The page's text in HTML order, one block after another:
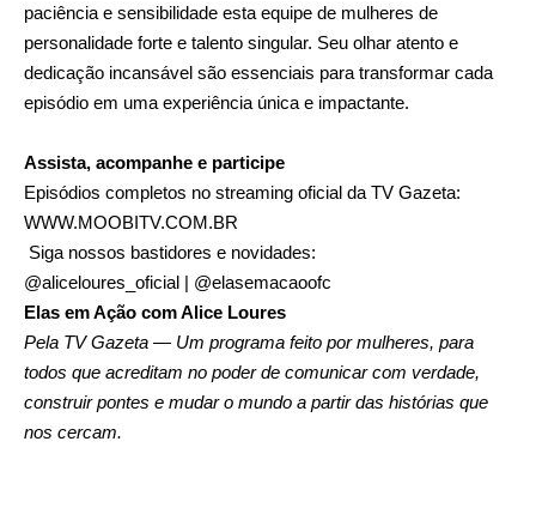
paciência e sensibilidade esta equipe de mulheres de
personalidade forte e talento singular. Seu olhar atento e
dedicação incansável são essenciais para transformar cada
episódio em uma experiência única e impactante.
Assista, acompanhe e participe
Episódios completos no streaming oficial da TV Gazeta:
WWW.MOOBITV.COM.BR
Siga nossos bastidores e novidades:
@aliceloures_oficial | @elasemacaoofc
Elas em Ação com Alice Loures
Pela TV Gazeta — Um programa feito por mulheres, para
todos que acreditam no poder de comunicar com verdade,
construir pontes e mudar o mundo a partir das histórias que
nos cercam.